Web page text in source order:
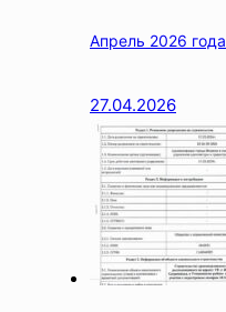
Апрель 2026 года
27.04.2026